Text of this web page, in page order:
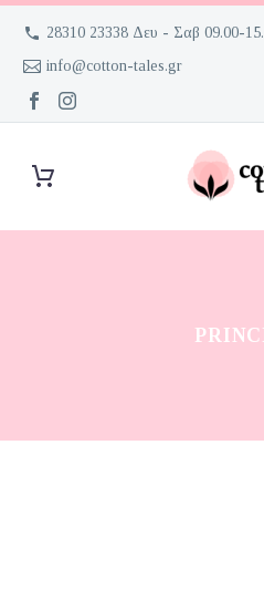
28310 23338 Δευ - Σαβ 09.00-
info@cotton-tales.gr